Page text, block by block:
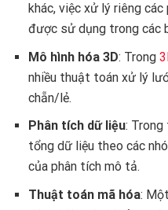
khác, việc xử lý riêng
được sử dụng trong các
Mô hình hóa 3D: Trong
nhiều thuật toán xử lý
chẵn/lẻ.
Phân tích dữ liệu: Trong
tổng dữ liệu theo các
của phân tích mô tả.
Thuật toán mã hóa: